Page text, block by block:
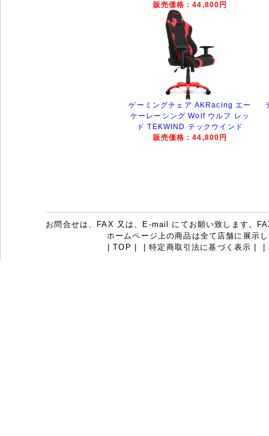
販売価格：44,800円
ゲーミングチェア AKRacing エー
ケーレーシング Wolf ウルフ レッ
ド TEKWIND テックウインド
販売価格：44,800円
お問合せは、FAX 又は、E-mail にてお願い致します。
ホームページ上の商品は全て店舗に展示
|TOP |特定商取引法に基づく表示 |